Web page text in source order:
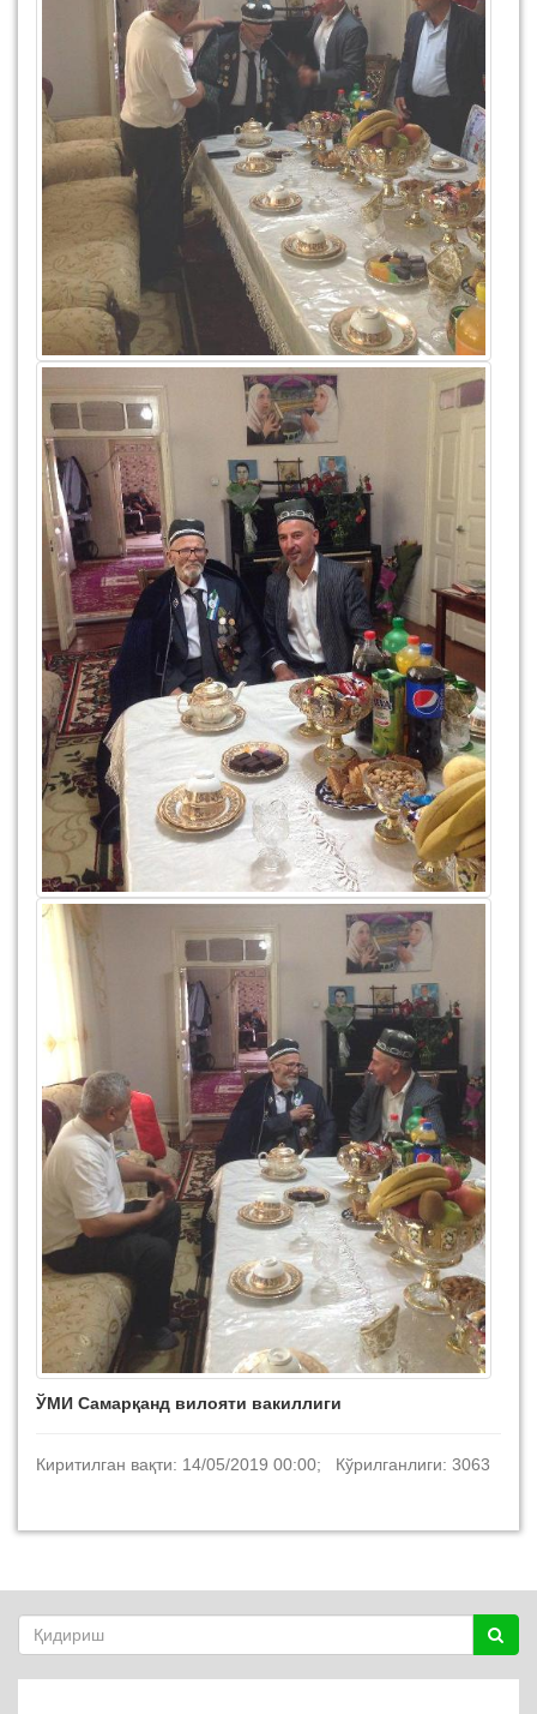
ЎМИ Самарқанд вилояти вакиллиги
Киритилган вақти: 14/05/2019 00:00; Кўрилганлиги: 3063